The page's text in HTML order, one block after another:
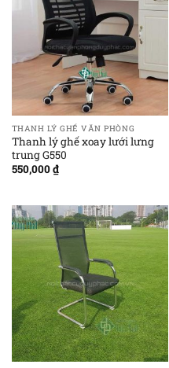
THANH LÝ GHẾ VĂN PHÒNG
Thanh lý ghế xoay lưới lưng
trung G550
550,000₫